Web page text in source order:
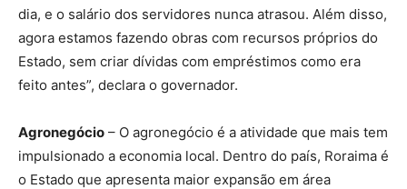
dia, e o salário dos servidores nunca atrasou. Além disso,
agora estamos fazendo obras com recursos próprios do
Estado, sem criar dívidas com empréstimos como era
feito antes”, declara o governador.
Agronegócio – O agronegócio é a atividade que mais tem
impulsionado a economia local. Dentro do país, Roraima é
o Estado que apresenta maior expansão em área